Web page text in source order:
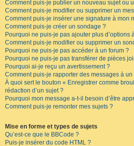
Comment puis-je publier un nouveau sujet ou
Comment puis-je modifier ou supprimer un
Comment puis-je insérer une signature à mon
Comment puis-je créer un sondage ?
Pourquoi ne puis-je pas ajouter plus d’options
Comment puis-je modifier ou supprimer un
Pourquoi ne puis-je pas accéder à un forum ?
Pourquoi ne puis-je pas transférer de pièces
Pourquoi ai-je reçu un avertissement ?
Comment puis-je rapporter des messages à
À quoi sert le bouton « Enregistrer comme
rédaction d’un sujet ?
Pourquoi mon message a-t-il besoin d’être
Comment puis-je remonter mes sujets ?
Mise en forme et types de sujets
Qu’est-ce que le BBCode ?
Puis-je insérer du code HTML ?